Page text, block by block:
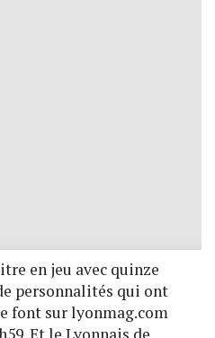
en jeu avec quinze
personnalités qui ont
font sur lyonmag.com